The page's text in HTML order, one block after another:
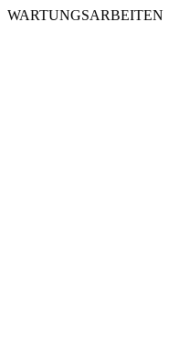
WARTUNGSARBEITEN